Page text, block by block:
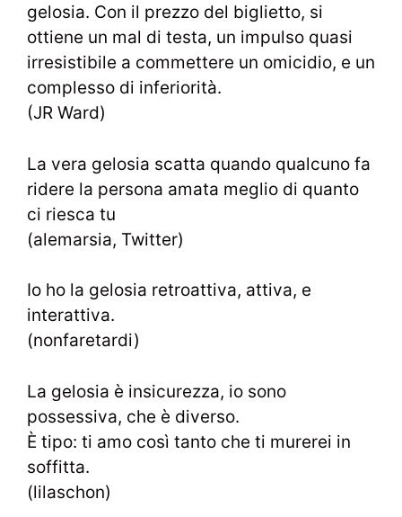
gelosia. Con il prezzo del biglietto, si
ottiene un mal di testa, un impulso quasi
irresistibile a commettere un omicidio, e un
complesso di inferiorità.
(JR Ward)
La vera gelosia scatta quando qualcuno fa
ridere la persona amata meglio di quanto
ci riesca tu
(alemarsia, Twitter)
Io ho la gelosia retroattiva, attiva, e
interattiva.
(nonfaretardi)
La gelosia è insicurezza, io sono
possessiva, che è diverso.
È tipo: ti amo così tanto che ti murerei in
soffitta.
(lilaschon)